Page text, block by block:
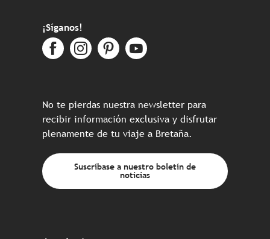
¡Síganos!
No te pierdas nuestra newsletter para
recibir información exclusiva y disfrutar
plenamente de tu viaje a Bretaña.
Suscríbase a nuestro boletín de
noticias